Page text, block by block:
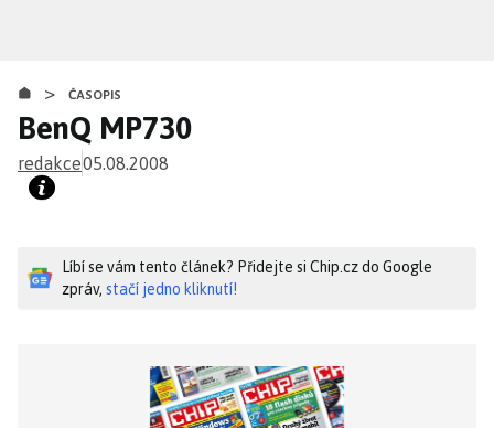
obsahu
> ČASOPIS
BenQ MP730
redakce05.08.2008
Líbí se vám tento článek? Přidejte si Chip.cz do Google
zpráv, stačí jedno kliknutí!